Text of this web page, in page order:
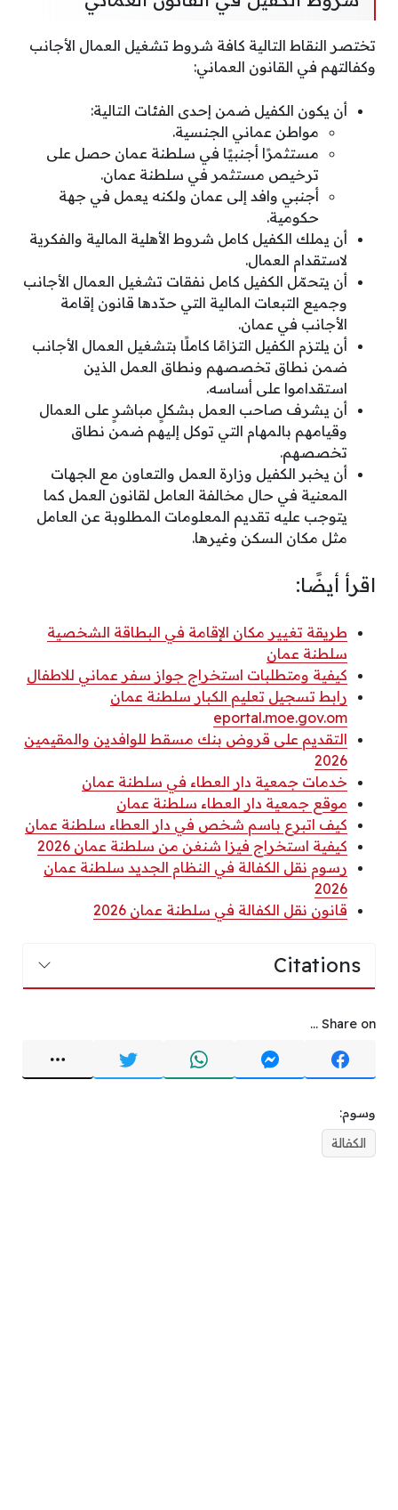
تختصر النقاط التالية كافة شروط تشغيل العمال الأجانب
وكفالتهم في القانون العماني:
أن يكون الكفيل ضمن إحدى الفئات التالية:
مواطن عماني الجنسية.
مستثمرًا أجنبيًا في سلطنة عمان حصل على
ترخيص مستثمر في سلطنة عمان.
أجنبي وافد إلى عمان ولكنه يعمل في جهة
حكومية.
أن يملك الكفيل كامل شروط الأهلية المالية والفكرية
لاستقدام العمال.
أن يتحمّل الكفيل كامل نفقات تشغيل العمال الأجانب
وجميع التبعات المالية التي حدّدها قانون إقامة
الأجانب في عمان.
أن يلتزم الكفيل التزامًا كاملًا بتشغيل العمال الأجانب
ضمن نطاق تخصصهم ونطاق العمل الذين
استقداموا على أساسه.
أن يشرف صاحب العمل بشكلٍ مباشرٍ على العمال
وقيامهم بالمهام التي توكل إليهم ضمن نطاق
تخصصهم.
أن يخبر الكفيل وزارة العمل والتعاون مع الجهات
المعنية في حال مخالفة العامل لقانون العمل كما
يتوجب عليه تقديم المعلومات المطلوبة عن العامل
مثل مكان السكن وغيرها.
اقرأ أيضًا:
طريقة تغيير مكان الإقامة في البطاقة الشخصية
سلطنة عمان
كيفية ومتطلبات استخراج جواز سفر عماني للاطفال
رابط تسجيل تعليم الكبار سلطنة عمان
eportal.moe.gov.om
التقديم على قروض بنك مسقط للوافدين والمقيمين
2026
خدمات جمعية دار العطاء في سلطنة عمان
موقع جمعية دار العطاء سلطنة عمان
كيف اتبرع باسم شخص في دار العطاء سلطنة عمان
كيفية استخراج فيزا شنغن من سلطنة عمان 2026
رسوم نقل الكفالة في النظام الجديد سلطنة عمان
2026
قانون نقل الكفالة في سلطنة عمان 2026
Citations
Share on ...
وسوم:
الكفالة